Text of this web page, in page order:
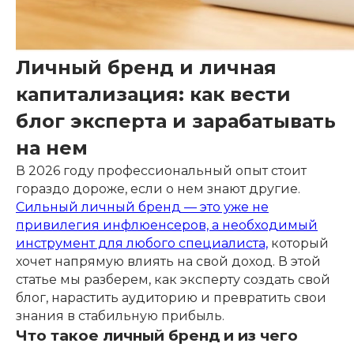
Личный бренд и личная
капитализация: как вести
блог эксперта и зарабатывать
на нем
В 2026 году профессиональный опыт стоит
гораздо дороже, если о нем знают другие.
Сильный личный бренд — это уже не
привилегия инфлюенсеров, а необходимый
инструмент для любого специалиста, который
хочет напрямую влиять на свой доход. В этой
статье мы разберем, как эксперту создать свой
блог, нарастить аудиторию и превратить свои
знания в стабильную прибыль.
Что такое личный бренд и из чего